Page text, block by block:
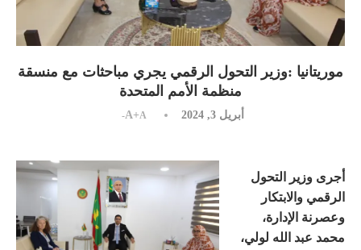
موريتانيا :وزير التحول الرقمي يجري مباحثات مع منسقة
منظمة الأمم المتحدة
أبريل 3, 2024 A+A-
أجرى وزير التحول
الرقمي والابتكار
وعصرنة الإدارة،
محمد عبد الله لولي،